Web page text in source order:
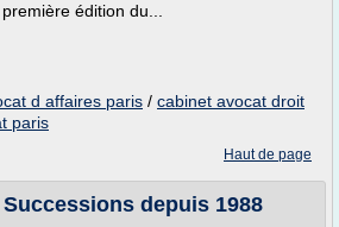
édition du...
d affaires paris / cabinet avocat droit
paris
Haut de page
depuis 1988